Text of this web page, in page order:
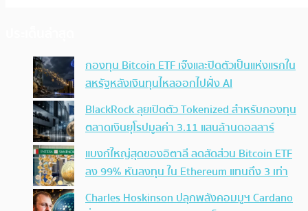
กองทุน Bitcoin ETF เจ๊งและปิดตัวเป็นแห่งแรกใน
สหรัฐหลังเงินทุนไหลออกไปฝั่ง AI
BlackRock ลุยเปิดตัว Tokenized สำหรับกองทุน
ตลาดเงินยุโรปมูลค่า 3.11 แสนล้านดอลลาร์
แบงก์ใหญ่สุดของอิตาลี ลดสัดส่วน Bitcoin ETF
ลง 99% หันลงทุน ใน Ethereum แทนถึง 3 เท่า
Charles Hoskinson ปลุกพลังคอมมูฯ Cardano